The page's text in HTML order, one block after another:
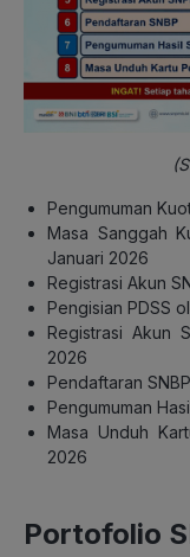
Pengumuman
Masa Sanggah
Januari 2026
Registrasi Akun
Pengisian PDSS
Registrasi Akun
2026
Pendaftaran
Pengumuman
Masa Unduh
2026
Portofolio